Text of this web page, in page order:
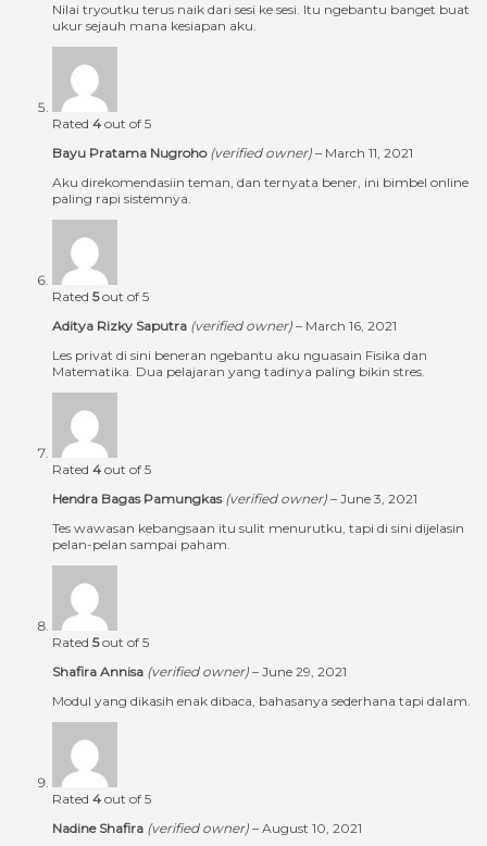
Nilai tryoutku terus naik dari sesi ke sesi. Itu ngebantu banget buat
ukur sejauh mana kesiapan aku.
Rated 4 out of 5
Bayu Pratama Nugroho (verified owner) – March 11, 2021
Aku direkomendasiin teman, dan ternyata bener, ini bimbel online
paling rapi sistemnya.
Rated 5out of 5
Aditya Rizky Saputra (verified owner) – March 16, 2021
Les privat di sini beneran ngebantu aku nguasain Fisika dan
Matematika. Dua pelajaran yang tadinya paling bikin stres.
Rated 4 out of 5
Hendra Bagas Pamungkas (verified owner) – June 3, 2021
Tes wawasan kebangsaan itu sulit menurutku, tapi di sini dijelasin
pelan-pelan sampai paham.
Rated 5out of 5
Shafira Annisa (verified owner) – June 29, 2021
Modul yang dikasih enak dibaca, bahasanya sederhana tapi dalam.
Rated 4 out of 5
Nadine Shafira (verified owner) – August 10, 2021